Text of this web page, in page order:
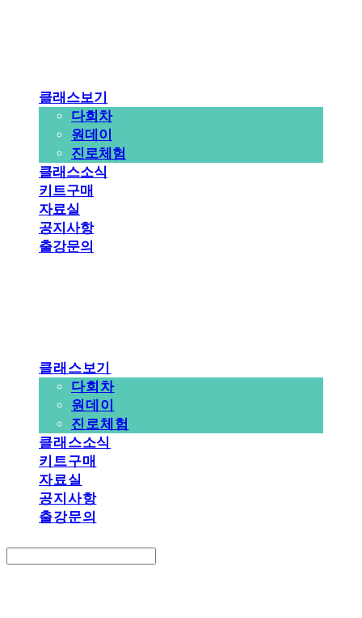
클래스보기
다회차
원데이
진로체험
클래스소식
키트구매
자료실
공지사항
출강문의
클래스보기
다회차
원데이
진로체험
클래스소식
키트구매
자료실
공지사항
출강문의